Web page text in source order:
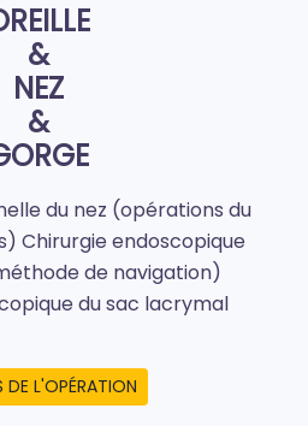
&
NEZ
&
du nez (opérations du
Chirurgie endoscopique
de navigation)
du sac lacrymal
DE L'OPÉRATION